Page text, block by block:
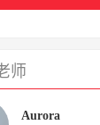
师
Aurora